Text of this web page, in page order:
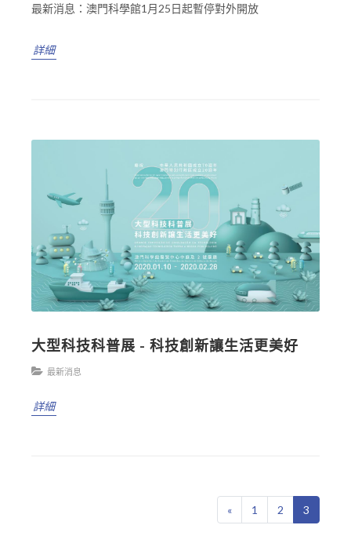
️最新消息️：澳門科學館1月25日起暫停對外開放
詳細
大型科技科普展 - 科技創新讓生活更美好
最新消息
詳細
« 1 2 3